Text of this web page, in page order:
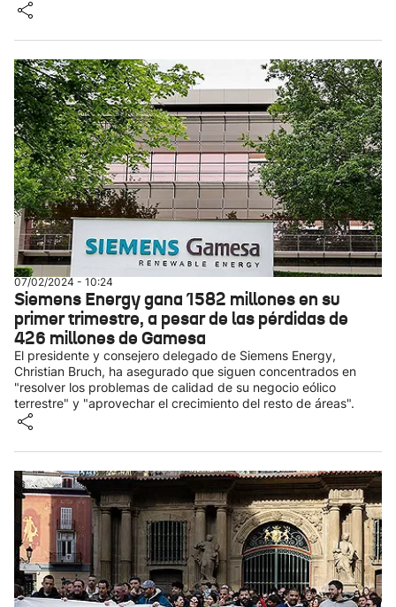
07/02/2024 - 10:24
Siemens Energy gana 1582 millones en su
primer trimestre, a pesar de las pérdidas de
426 millones de Gamesa
El presidente y consejero delegado de Siemens Energy,
Christian Bruch, ha asegurado que siguen concentrados en
"resolver los problemas de calidad de su negocio eólico
terrestre" y "aprovechar el crecimiento del resto de áreas".